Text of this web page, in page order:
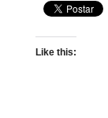
Like this: